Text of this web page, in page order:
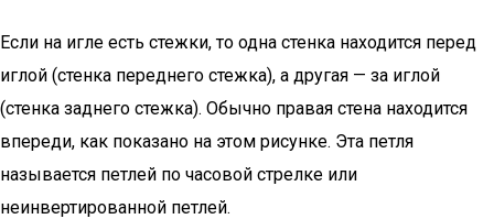
Если на игле есть стежки, то одна стенка находится перед
иглой (стенка переднего стежка), а другая — за иглой
(стенка заднего стежка). Обычно правая стена находится
впереди, как показано на этом рисунке. Эта петля
называется петлей по часовой стрелке или
неинвертированной петлей.